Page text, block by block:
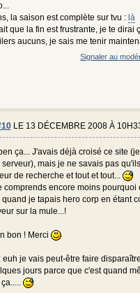
la saison est complète sur tvu : là
que la fin est frustrante, je te dirai
aucuns, je sais me tenir
Signaler au
LE 13 DÉCEMBRE 2008 À
ça... J'avais déjà croisé ce site
serveur), mais je ne savais pas
de recherche et tout et tout...
comprends encore moins pourquoi
quand je tapais hero corp en étant
sur la mule...!
bon ! Merci
euh je vais peut-être faire
jours parce que c'est quand